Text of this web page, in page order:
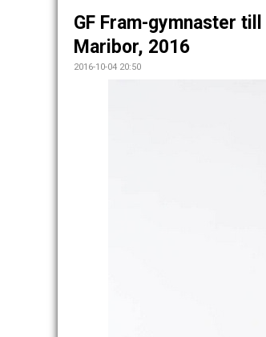
GF Fram-gymnaster
Maribor, 2016
2016-10-04 20:50